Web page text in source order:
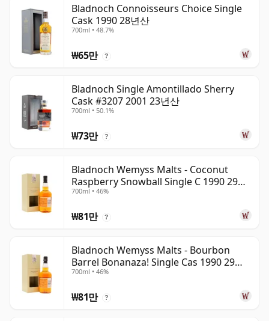
Bladnoch Connoisseurs Choice Single
Cask 1990 28년산
700ml • 48.7%
₩65만 ?
Bladnoch Single Amontillado Sherry
Cask #3207 2001 23년산
700ml • 50.1%
₩73만 ?
Bladnoch Wemyss Malts - Coconut
Raspberry Snowball Single C 1990 29년
산
700ml • 46%
₩81만 ?
Bladnoch Wemyss Malts - Bourbon
Barrel Bonanaza! Single Cas 1990 29년
산
700ml • 46%
₩81만 ?